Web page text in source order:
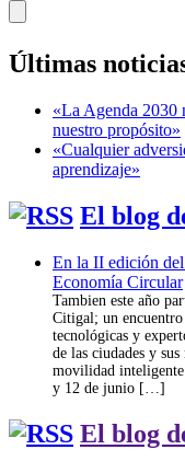
Últimas
«La Agenda 2030
nuestro propósito»
«Cualquier
aprendizaje»
El blog
En la II edición
Economía Circular
Tambien este año
Citigal; un encuentro
tecnológicas y
de las ciudades y
movilidad inteligente
y 12 de junio […]
El blog